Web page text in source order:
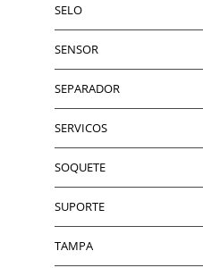
SELO
SENSOR
SEPARADOR
SERVICOS
SOQUETE
SUPORTE
TAMPA